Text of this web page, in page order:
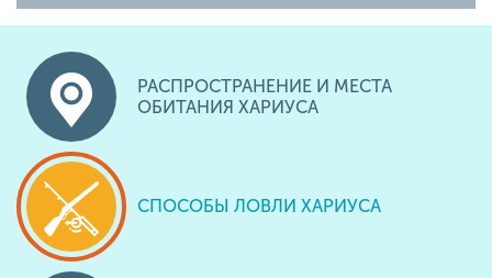
РАСПРОСТРАНЕНИЕ И МЕСТА
ОБИТАНИЯ ХАРИУСА
СПОСОБЫ ЛОВЛИ ХАРИУСА